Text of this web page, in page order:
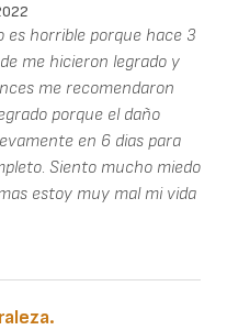
es horrible porque hace 3
me hicieron legrado y
me recomendaron
porque el daño
en 6 dias para
Siento mucho miedo
estoy muy mal mi vida